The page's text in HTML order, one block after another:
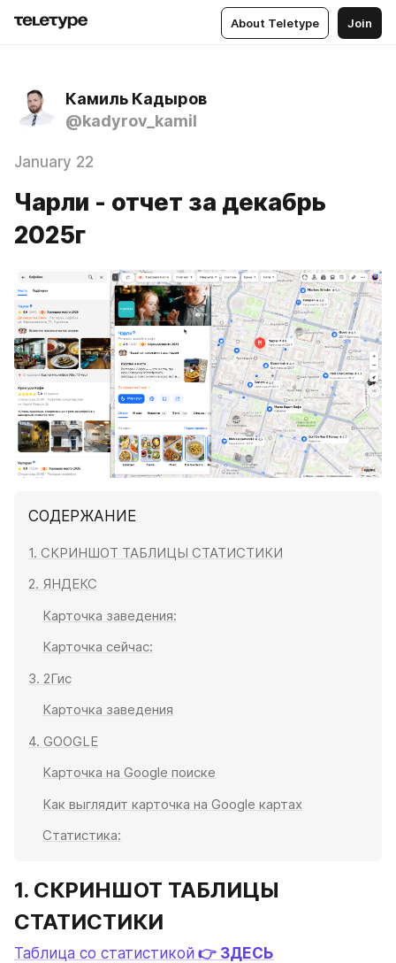
About Teletype Join
Камиль Кадыров
@kadyrov_kamil
January 22
Чарли - отчет за декабрь
2025г
СОДЕРЖАНИЕ
1. СКРИНШОТ ТАБЛИЦЫ СТАТИСТИКИ
2. ЯНДЕКС
Карточка заведения:
Карточка сейчас:
3. 2Гис
Карточка заведения
4. GOOGLE
Карточка на Google поиске
Как выглядит карточка на Google картах
Статистика:
1. СКРИНШОТ ТАБЛИЦЫ
СТАТИСТИКИ
Таблица со статистикой 👉 ЗДЕСЬ